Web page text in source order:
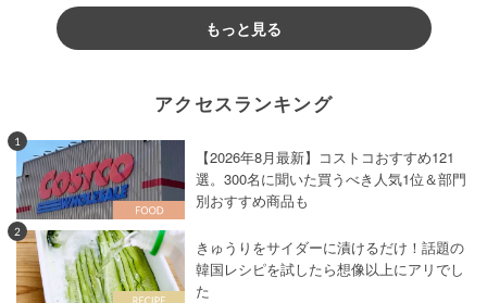
もっと見る
アクセスランキング
1
【2026年8月最新】コストコおすすめ121
選。300名に聞いた買うべき人気1位＆部門
別おすすめ商品も
2
きゅうりをサイダーに漬けるだけ！話題の
韓国レシピを試したら想像以上にアリでし
た